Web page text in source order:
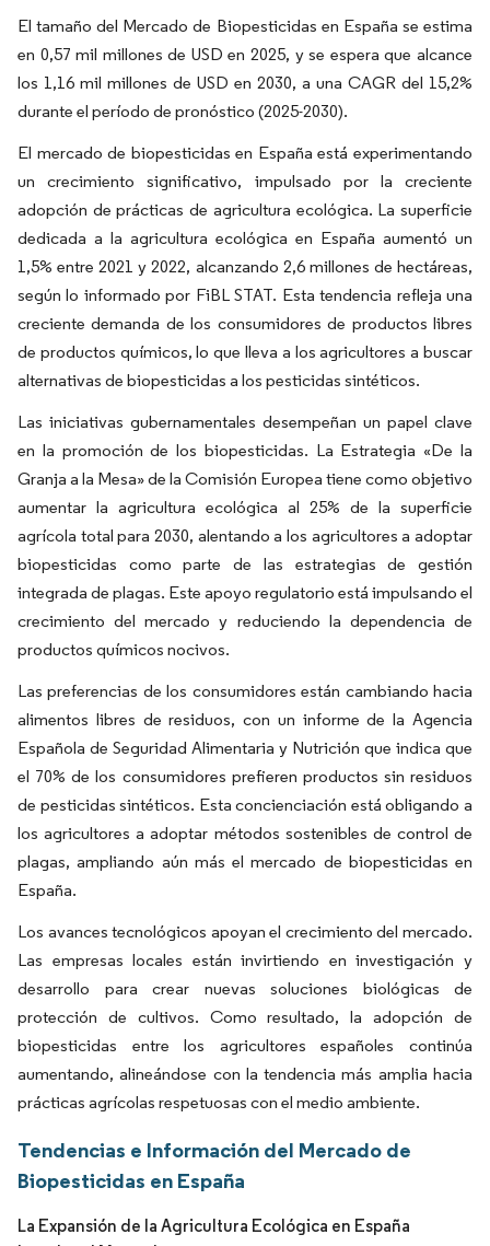
El tamaño del Mercado de Biopesticidas en España se estima
en 0,57 mil millones de USD en 2025, y se espera que alcance
los 1,16 mil millones de USD en 2030, a una CAGR del 15,2%
durante el período de pronóstico (2025-2030).
El mercado de biopesticidas en España está experimentando
un crecimiento significativo, impulsado por la creciente
adopción de prácticas de agricultura ecológica. La superficie
dedicada a la agricultura ecológica en España aumentó un
1,5% entre 2021 y 2022, alcanzando 2,6 millones de hectáreas,
según lo informado por FiBL STAT. Esta tendencia refleja una
creciente demanda de los consumidores de productos libres
de productos químicos, lo que lleva a los agricultores a buscar
alternativas de biopesticidas a los pesticidas sintéticos.
Las iniciativas gubernamentales desempeñan un papel clave
en la promoción de los biopesticidas. La Estrategia «De la
Granja a la Mesa» de la Comisión Europea tiene como objetivo
aumentar la agricultura ecológica al 25% de la superficie
agrícola total para 2030, alentando a los agricultores a adoptar
biopesticidas como parte de las estrategias de gestión
integrada de plagas. Este apoyo regulatorio está impulsando el
crecimiento del mercado y reduciendo la dependencia de
productos químicos nocivos.
Las preferencias de los consumidores están cambiando hacia
alimentos libres de residuos, con un informe de la Agencia
Española de Seguridad Alimentaria y Nutrición que indica que
el 70% de los consumidores prefieren productos sin residuos
de pesticidas sintéticos. Esta concienciación está obligando a
los agricultores a adoptar métodos sostenibles de control de
plagas, ampliando aún más el mercado de biopesticidas en
España.
Los avances tecnológicos apoyan el crecimiento del mercado.
Las empresas locales están invirtiendo en investigación y
desarrollo para crear nuevas soluciones biológicas de
protección de cultivos. Como resultado, la adopción de
biopesticidas entre los agricultores españoles continúa
aumentando, alineándose con la tendencia más amplia hacia
prácticas agrícolas respetuosas con el medio ambiente.
Tendencias e Información del Mercado de
Biopesticidas en España
La Expansión de la Agricultura Ecológica en España